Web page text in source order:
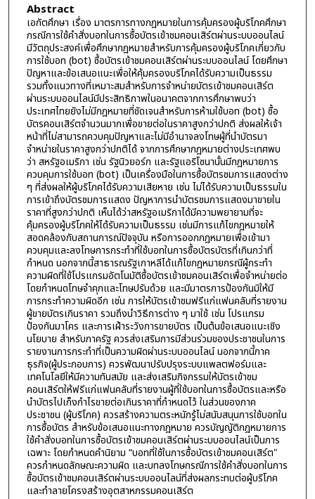
Abstract
เอกัตศึกษา เรื่อง มาตรการทางกฎหมายในการคุ้มครองผู้บริโภคศึกษา
กรณีการใช้คำสั่งบอทในการซื้อบัตรเข้าชมคอนเสิร์ตผ่านระบบออนไลน์
มีวัตถุประสงค์เพื่อศึกษากฎหมายสำหรับการคุ้มครองผู้บริโภคเกี่ยวกับ
การใช้บอท (bot) ซื้อบัตรเข้าชมคอนเสิร์ตผ่านระบบออนไลน์ โดยศึกษา
ปัญหาและข้อเสนอแนะเพื่อให้คุ้มครองบริโภคได้รับความเป็นธรรม
รวมทั้งแนวทางที่เหมาะสมสำหรับการจำหน่ายบัตรเข้าชมคอนเสิร์ต
ผ่านระบบออนไลน์มีประสิทธิภาพในอนาคตจากการศึกษาพบว่า
ประเทศไทยยังไม่มีกฎหมายที่ชัดเจนสำหรับการห้ามใช้บอท (bot) ซื้อ
บัตรคอนเสิร์ตจำนวนมากเพื่อขายต่อในราคาสูงกว่าปกติ ส่งผลให้เจ้า
หน้าที่ไม่สามารถควบคุมปัญหาและไม่มีอำนาจลงโทษผู้ที่นำบัตรมา
จำหน่ายในราคาสูงกว่าปกติได้ จากการศึกษากฎหมายต่างประเทศพบ
ว่า สหรัฐอเมริกา เช่น รัฐนิวยอร์ก และรัฐแอริโซนานั้นมีกฎหมายการ
ควบคุมการใช้บอท (bot) เป็นเครื่องมือในการซื้อบัตรชมการแสดงต่าง
ๆ ที่ส่งผลให้ผู้บริโภคได้รับความเสียหาย เช่น ไม่ได้รับความเป็นธรรมใน
การเข้าถึงบัตรชมการแสดง ปัญหาการนำบัตรชมการแสดงมาขายใน
ราคาที่สูงกว่าปกติ เห็นได้ว่าสหรัฐอเมริกาได้มีความพยายามที่จะ
คุ้มครองผู้บริโภคให้ได้รับความเป็นธรรม เช่นมีการแก้ไขกฎหมายให้
สอดคล้องกับสถานการณ์ปัจจุบัน หรือการออกกฎหมายเพื่อเข้ามา
ควบคุมและลงโทษการกระทำที่ใช้บอทในการซื้อบัตรบัตรที่เกินกว่าที่
กำหนด นอกจากนี้สาธารณรัฐเกาหลีได้แก้ไขกฎหมายกรณีผู้กระทำ
ความผิดที่ใช้โปรแกรมอัตโนมัติซื้อบัตรเข้าชมคอนเสิร์ตเพื่อจำหน่ายต่อ
โดยกำหนดโทษจำคุกและโทษปรับด้วย และมีมาตรการป้องกันมิให้มี
การกระทำความผิดอีก เช่น การให้บัตรเข้าชมฟรีแก่แฟนคลับที่รายงาน
ผู้ขายบัตรเกินราคา รวมถึงนำวิธีการต่าง ๆ มาใช้ เช่น โปรแกรม
ป้องกันมาโคร และการเฝ้าระวังการขายบัตร เป็นต้นข้อเสนอแนะเชิง
นโยบาย สำหรับภาครัฐ ควรส่งเสริมการมีส่วนร่วมของประชาชนในการ
รายงานการกระทำที่เป็นความผิดผ่านระบบออนไลน์ นอกจากนี้ภาค
ธุรกิจ(ผู้ประกอบการ) ควรพัฒนาปรับปรุงระบบแพลตฟอร์มและ
เทคโนโลยีให้มีความทันสมัย และส่งเสริมกิจกรรมให้บัตรเข้าชม
คอนเสิร์ตให้ฟรีแก่แฟนคลับที่รายงานผู้ที่ใช้บอทในการซื้อบัตรและหรือ
นำบัตรไปเก็งกำไรขายต่อเกินราคาที่กำหนดไว้ ในส่วนของภาค
ประชาชน (ผู้บริโภค) ควรสร้างความตระหนักรู้ไม่สนับสนุนการใช้บอทใน
การซื้อบัตร สำหรับข้อเสนอแนะทางกฎหมาย ควรบัญญัติกฎหมายการ
ใช้คำสั่งบอทในการซื้อบัตรเข้าชมคอนเสิร์ตผ่านระบบออนไลน์เป็นการ
เฉพาะ โดยกำหนดคำนิยาม “บอทที่ใช้ในการซื้อบัตรเข้าชมคอนเสิร์ต"
ควรกำหนดลักษณะความผิด และบทลงโทษกรณีการใช้คำสั่งบอทในการ
ซื้อบัตรเข้าชมคอนเสิร์ตผ่านระบบออนไลน์ที่ส่งผลกระทบต่อผู้บริโภค
และทำลายโครงสร้างอุตสาหกรรมคอนเสิร์ต